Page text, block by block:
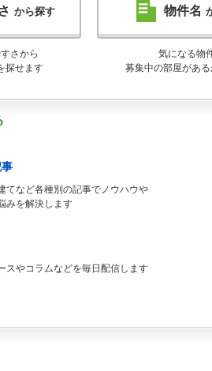
から探す
さから
探せます
物件名
気になる物
募集中の部屋があ
てなど各種別の記事でノウハウや
みを解決します
スやコラムなどを毎日配信します